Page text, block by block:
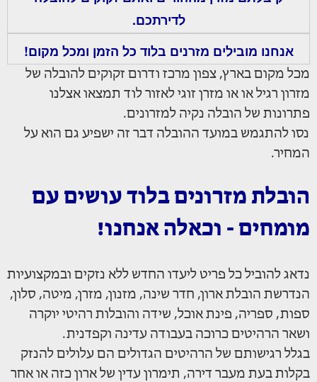
לדירתכם.
אנחנו מובילים מזרנים בלוד כל הזמן ומכל מקום!
מכל מקום בארץ, צפון מרכז ודרום זקוקים להובלה של
מזרון רגיל או או מזרן זוגי לאזור לוד תמצאו אצלנו
פתרונות של הובלה נקיה למזרונים.
נסו להתגמש במועד ההובלה דבר זה ישפיע גם הוא על
המחיר.
הובלת מזרונים בלוד עושים עם
מומחים - וכאלה אנחנו!
נדאג להוביל כל פריט ליעדו החדש ללא נזקים ובמקצועיות
הנדרשת הובלת ארון, חדר שינה, מזנון, מזרן, מיטה, סלון,
ספות, ספריה, פינת אוכל, שידה והובלות רהיטי יוקרה
ושאר הרהיטים כרוכה בעבודה עדינה וקפדנית.
בגלל רגישותם של הרהיטים הגדולים הם עלולים להנזק
בקלות בעת מעבר דירה, תימרון עדין של ארון כזה או אחר